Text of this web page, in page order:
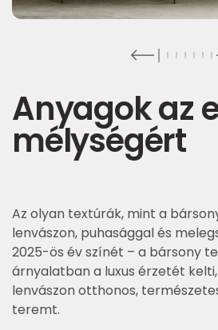
Anyagok az
mélységért
Az olyan textúrák, mint a
lenvászon, puhasággal és
2025-ös év színét – a bársony
árnyalatban a luxus érzetét
lenvászon otthonos,
teremt.